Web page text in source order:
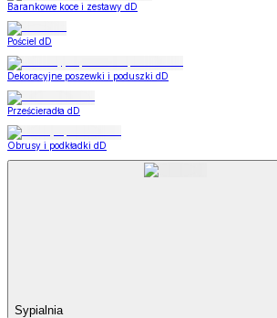
Barankowe koce i zestawy dD
Pościel dD
Dekoracyjne poszewki i poduszki dD
Prześcieradła dD
Obrusy i podkładki dD
Sypialnia